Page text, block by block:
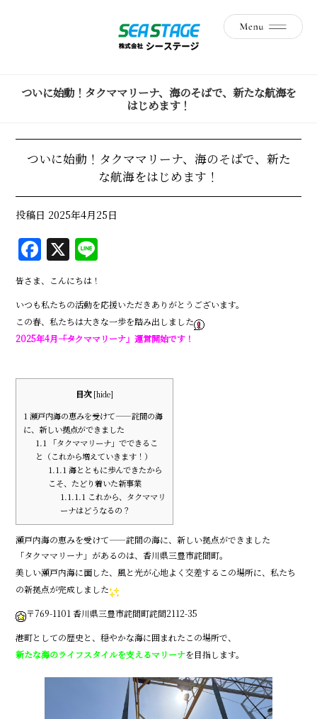
ついに始動！タクママリーナ、海のそばで、新たな航海を
はじめます！
ついに始動！タクママリーナ、海のそばで、新た
な航海をはじめます！
投稿日 2025年4月25日
F
a
c
e
b
o
k
X
e
皆さま、こんにちは！
いつも私たちの活動を応援いただきありがとうございます。
この春、私たちは大きな一歩を踏み出しました
2025年4月――「タクママリーナ」運営開始です！
目次 [hide]
1瀬戸内海の恵みを受けて――詫間の海
に、新しい拠点ができました
1.1 「タクママリーナ」でできるこ
と（これから増えていきます！）
1.1.1海とともに歩んできたから
こそ、たどり着いた新事業
1.1.1.1これから、タクママリ
ーナはどうなるの？
瀬戸内海の恵みを受けて――詫間の海に、新しい拠点ができました
「タクママリーナ」があるのは、香川県三豊市詫間町。
美しい瀬戸内海に面した、風と光が心地よく交差するこの場所に、私たち
の新拠点が完成しました
〒769-1101 香川県三豊市詫間町詫間2112-35
港町としての歴史と、穏やかな海に囲まれたこの場所で、
新たな海のライフスタイルを支えるマリーナを目指します。